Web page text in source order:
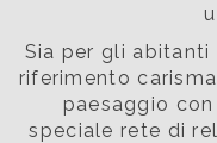
Sia per gli
riferimento
paesaggio
speciale rete di